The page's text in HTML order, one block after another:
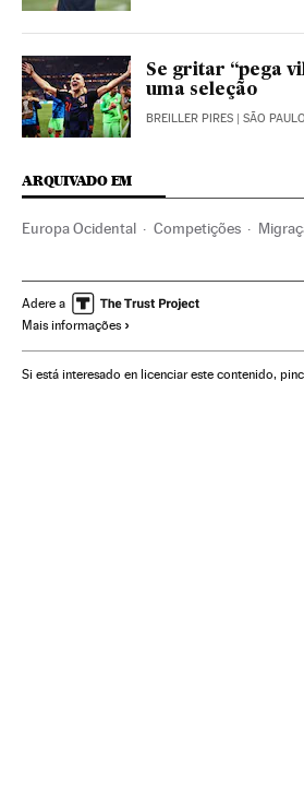
Se gritar “pega
uma seleção
BREILLER PIRES | SÃO PAULO
ARQUIVADO EM
Europa Ocidental Competições
Copa do Mundo Futebol Emigração
África Ocidental
Futebol África Planeta Futuro
Adere a
Mais informações
Si está interesado en licenciar este contenido,